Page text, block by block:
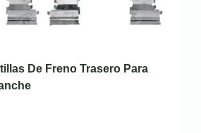
De Freno Trasero Para